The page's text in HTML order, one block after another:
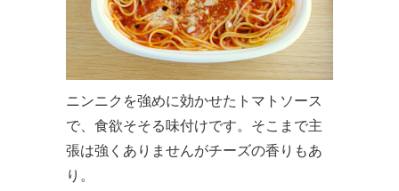
ニンニクを強めに効かせたトマトソース
で、食欲そそる味付けです。そこまで主
張は強くありませんがチーズの香りもあ
り。